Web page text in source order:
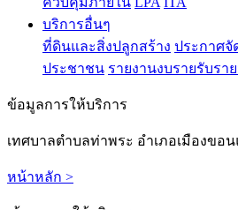
บริการอื่นๆ
ที่ดินและสิ่งปลูกสร้าง ประกาศจั
ประชาชน รายงานงบรายรับรา
ข้อมูลการให้บริการ
เทศบาลตำบลท่าพระ อำเภอเมืองขอ
หน้าหลัก >